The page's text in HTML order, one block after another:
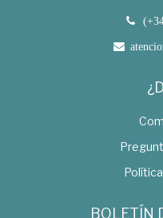
BOLETÍN